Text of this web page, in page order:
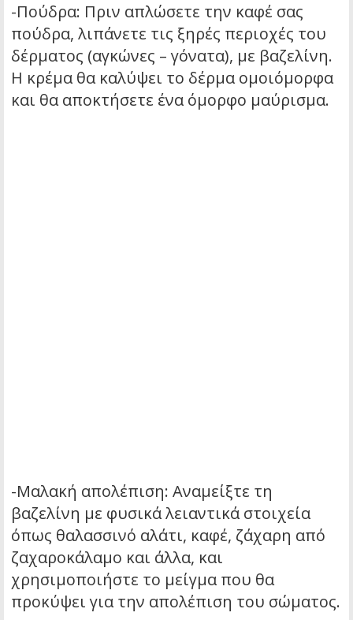
-Πούδρα: Πριν απλώσετε την καφέ σας
πούδρα, λιπάνετε τις ξηρές περιοχές του
δέρματος (αγκώνες – γόνατα), με βαζελίνη.
Η κρέμα θα καλύψει το δέρμα ομοιόμορφα
και θα αποκτήσετε ένα όμορφο μαύρισμα.
-Μαλακή απολέπιση: Αναμείξτε τη
βαζελίνη με φυσικά λειαντικά στοιχεία
όπως θαλασσινό αλάτι, καφέ, ζάχαρη από
ζαχαροκάλαμο και άλλα, και
χρησιμοποιήστε το μείγμα που θα
προκύψει για την απολέπιση του σώματος.